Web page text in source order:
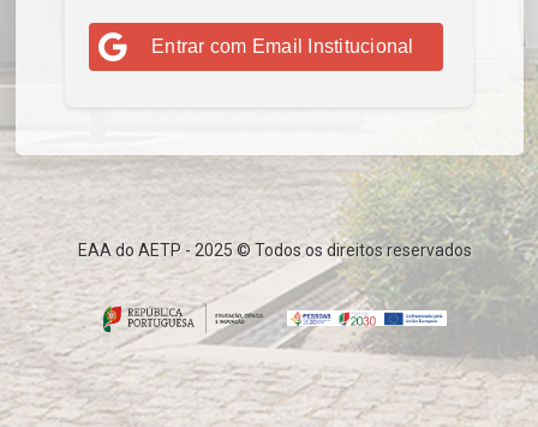
Entrar com Email Institucional
EAA do AETP - 2025 © Todos os direitos reservados